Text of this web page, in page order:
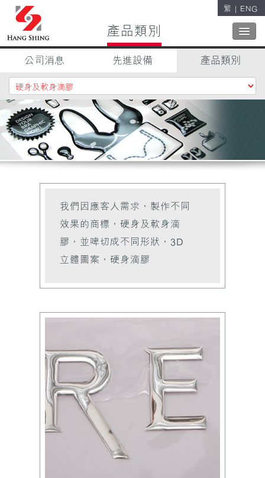
關閉
產品類別
關於我們
公司方針
品質控制
聯絡我們
繁 | ENG
公司消息 先進設備 產品類別
我們因應客人需求，製作不同
效果的商標，硬身及軟身滴
膠，並啤切成不同形狀，3D
立體圖案，硬身滴膠